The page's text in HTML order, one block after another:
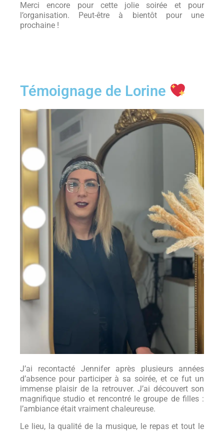
Merci encore pour cette jolie soirée et pour
l’organisation. Peut-être à bientôt pour une
prochaine !
Témoignage de Lorine
J’ai recontacté Jennifer après plusieurs années
d’absence pour participer à sa soirée, et ce fut un
immense plaisir de la retrouver. J’ai découvert son
magnifique studio et rencontré le groupe de filles :
l’ambiance était vraiment chaleureuse.
Le lieu, la qualité de la musique, le repas et tout le